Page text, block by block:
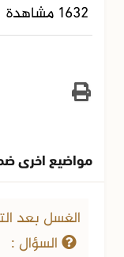
1632 مشاهدة
مواضيع اخرى
الغسل بعد
السؤال :